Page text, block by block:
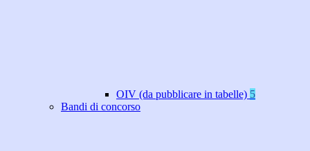
OIV (da pubblicare in tabelle) 5
Bandi di concorso